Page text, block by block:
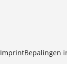
ImprintBepalingen